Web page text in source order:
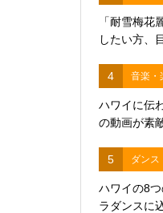
「耐雪梅花
したい方、
4 音楽・
ハワイに伝
の動画が素
5 ダンス
ハワイの8
ラダンスに